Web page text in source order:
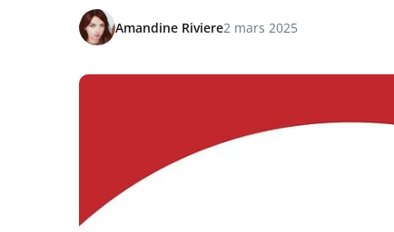
Amandine Riviere2 mars 2025